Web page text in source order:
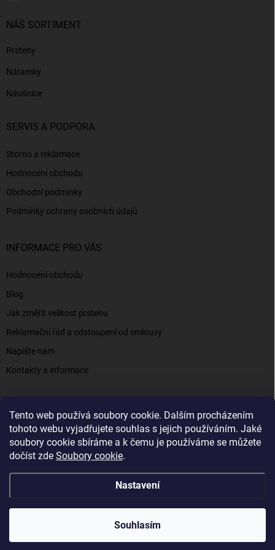
Tento web používá soubory cookie. Dalším procházením
tohoto webu vyjadřujete souhlas s jejich používáním. Jaké
soubory cookie sbíráme a k čemu je používáme se můžete
dočíst zde Soubory cookie.
Nastavení
Souhlasím
NÁŠ SORTIMENT
Prsteny
Náramky
Náušnice
SERVIS A PODPORA
Storno a reklamace
Hodnocení obchodu
Obchodní podmínky
Podmínky ochrany osobních údajů
INFORMACE PRO VÁS
Hodnocení obchodu
Blog
Jak změřit velikost prstenu
Reklamační řád a odstoupení od smlouvy
Napište nám
Kontakty a informace
Elenys.cz - šperky, kterým věříte už od roku 2016
Vytvořil Shoptet